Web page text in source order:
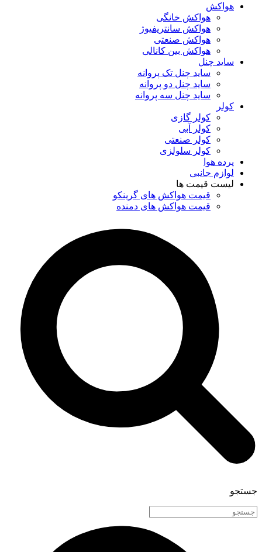
هواکش
هواکش خانگی
هواکش سانتریفیوژ
هواکش صنعتی
هواکش بین کانالی
ساید چنل
ساید چنل تک پروانه
ساید چنل دو پروانه
ساید چنل سه پروانه
کولر
کولر گازی
کولر آبی
کولر صنعتی
کولر سلولزی
پرده هوا
لوازم جانبی
لیست قیمت ها
قیمت هواکش های گرینکو
قیمت هواکش های دمنده
جستجو